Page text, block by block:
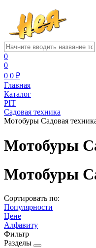
0
0
0 0 ₽
Главная
Каталог
PIT
Садовая техника
Мотобуры Садовая
Мотобуры
Мотобуры
Сортировать по:
Популярности
Цене
Алфавиту
Фильтр
Разделы